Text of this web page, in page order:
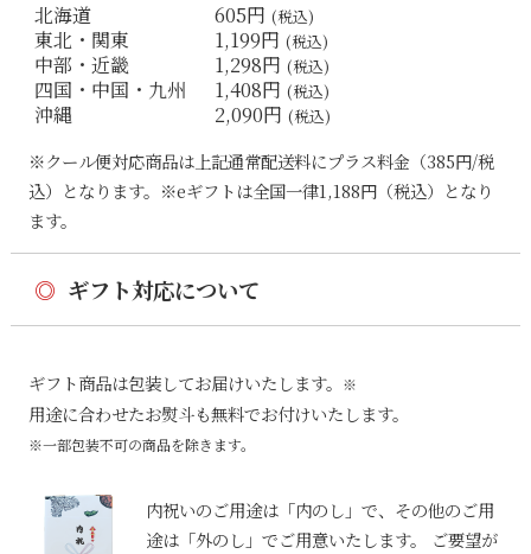
北海道 605円 (税込)
東北・関東 1,199円 (税込)
中部・近畿 1,298円 (税込)
四国・中国・九州 1,408円 (税込)
沖縄 2,090円 (税込)
※クール便対応商品は上記通常配送料にプラス料金（385円/税
込）となります。※eギフトは全国一律1,188円（税込）となり
ます。
◎ ギフト対応について
ギフト商品は包装してお届けいたします。 ※
用途に合わせたお熨斗も無料でお付けいたします。
※一部包装不可の商品を除きます。
内祝いのご用途は「内のし」で、その他のご用
途は「外のし」でご用意いたします。 ご要望が